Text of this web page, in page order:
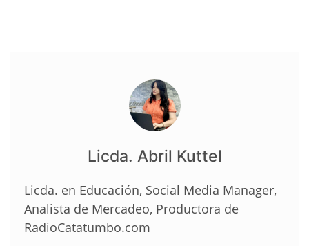
Licda. Abril Kuttel
Licda. en Educación, Social Media Manager,
Analista de Mercadeo, Productora de
RadioCatatumbo.com